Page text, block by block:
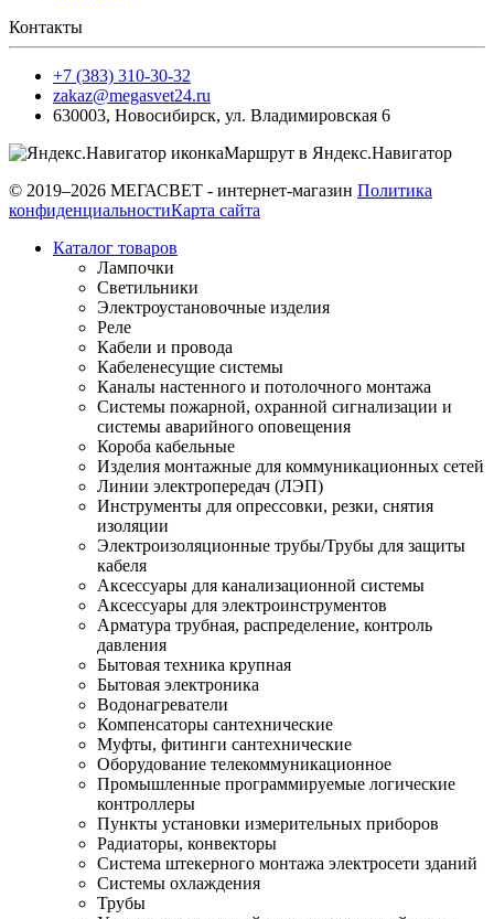
Контакты
+7 (383) 310-30-32
zakaz@megasvet24.ru
630003, Новосибирск, ул. Владимировская 6
Маршрут в Яндекс.Навигатор
© 2019–2026 МЕГАСВЕТ - интернет-магазин Политика
конфиденциальностиКарта сайта
Каталог товаров
Лампочки
Светильники
Электроустановочные изделия
Реле
Кабели и провода
Кабеленесущие системы
Каналы настенного и потолочного монтажа
Системы пожарной, охранной сигнализации и
системы аварийного оповещения
Короба кабельные
Изделия монтажные для коммуникационных сетей
Линии электропередач (ЛЭП)
Инструменты для опрессовки, резки, снятия
изоляции
Электроизоляционные трубы/Трубы для защиты
кабеля
Аксессуары для канализационной системы
Аксессуары для электроинструментов
Арматура трубная, распределение, контроль
давления
Бытовая техника крупная
Бытовая электроника
Водонагреватели
Компенсаторы сантехнические
Муфты, фитинги сантехнические
Оборудование телекоммуникационное
Промышленные программируемые логические
контроллеры
Пункты установки измерительных приборов
Радиаторы, конвекторы
Система штекерного монтажа электросети зданий
Системы охлаждения
Трубы